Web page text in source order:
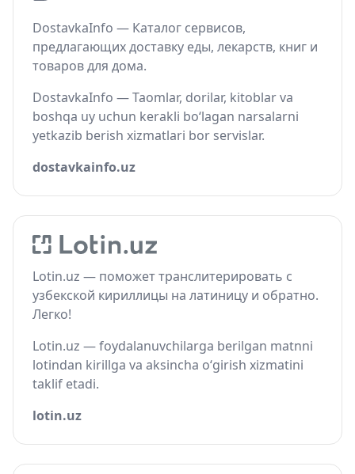
DostavkaInfo — Каталог сервисов,
предлагающих доставку еды, лекарств, книг и
товаров для дома.
DostavkaInfo — Taomlar, dorilar, kitoblar va
boshqa uy uchun kerakli bo‘lagan narsalarni
yetkazib berish xizmatlari bor servislar.
dostavkainfo.uz
Lotin.uz — поможет транслитерировать с
узбекской кириллицы на латиницу и обратно.
Легко!
Lotin.uz — foydalanuvchilarga berilgan matnni
lotindan kirillga va aksincha o‘girish xizmatini
taklif etadi.
lotin.uz